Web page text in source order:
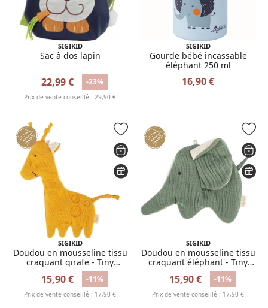
SIGIKID
Sac à dos lapin
22,99 € -23%
Prix de vente conseillé : 29,90 €
SIGIKID
Gourde bébé incassable
éléphant 250 ml
16,90 €
SIGIKID
Doudou en mousseline tissu
craquant girafe - Tiny
Tissues
15,90 € -11%
Prix de vente conseillé : 17,90 €
SIGIKID
Doudou en mousseline tissu
craquant éléphant - Tiny
Tissues
15,90 € -11%
Prix de vente conseillé : 17,90 €